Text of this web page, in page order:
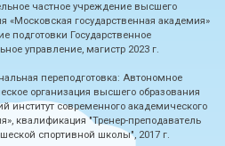
частное учреждение высшего
«Московская государственная академия»
подготовки Государственное
управление, магистр 2023 г.
переподготовка: Автономное
организация высшего образования
институт современного академического
квалификация "Тренер-преподаватель
спортивной школы", 2017 г.